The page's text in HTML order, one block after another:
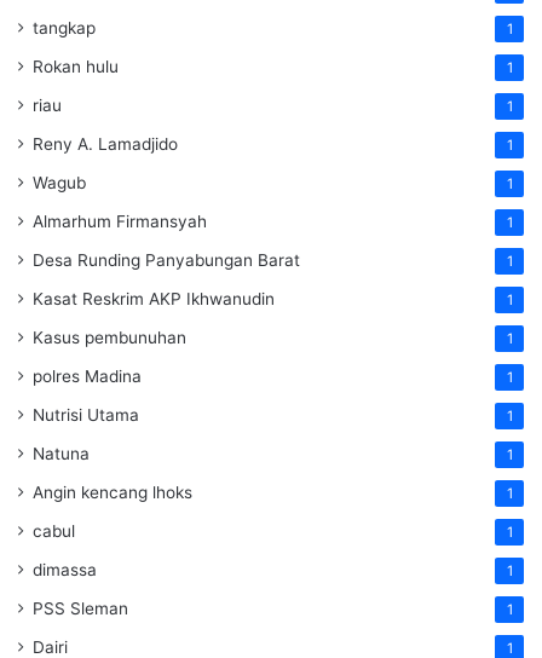
tangkap 1
Rokan hulu 1
riau 1
Reny A. Lamadjido 1
Wagub 1
Almarhum Firmansyah 1
Desa Runding Panyabungan Barat 1
Kasat Reskrim AKP Ikhwanudin 1
Kasus pembunuhan 1
polres Madina 1
Nutrisi Utama 1
Natuna 1
Angin kencang lhoks 1
cabul 1
dimassa 1
PSS Sleman 1
Dairi 1